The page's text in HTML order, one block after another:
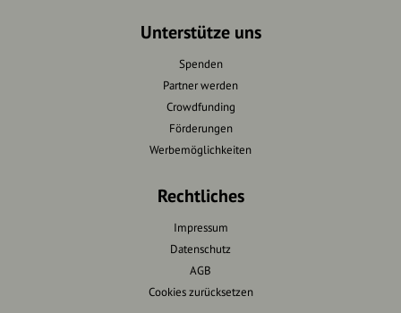
Unterstütze uns
Spenden
Partner werden
Crowdfunding
Förderungen
Werbemöglichkeiten
Rechtliches
Impressum
Datenschutz
AGB
Cookies zurücksetzen